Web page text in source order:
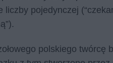
pojedynczej
polskiego twórcę